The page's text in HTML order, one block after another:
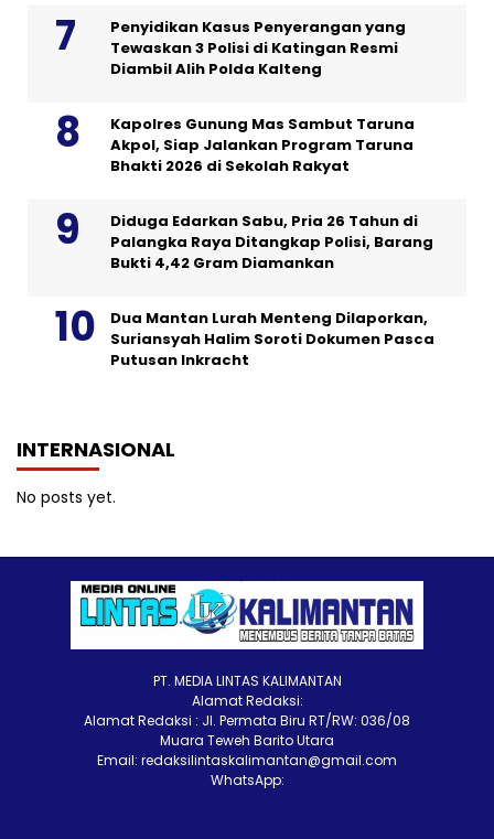
Penyidikan Kasus Penyerangan yang
Tewaskan 3 Polisi di Katingan Resmi
Diambil Alih Polda Kalteng
Kapolres Gunung Mas Sambut Taruna
Akpol, Siap Jalankan Program Taruna
Bhakti 2026 di Sekolah Rakyat
Diduga Edarkan Sabu, Pria 26 Tahun di
Palangka Raya Ditangkap Polisi, Barang
Bukti 4,42 Gram Diamankan
Dua Mantan Lurah Menteng Dilaporkan,
Suriansyah Halim Soroti Dokumen Pasca
Putusan Inkracht
INTERNASIONAL
No posts yet.
PT. MEDIA LINTAS KALIMANTAN
Alamat Redaksi:
Alamat Redaksi : Jl. Permata Biru RT/RW: 036/08
Muara Teweh Barito Utara
Email: redaksilintaskalimantan@gmail.com
WhatsApp: